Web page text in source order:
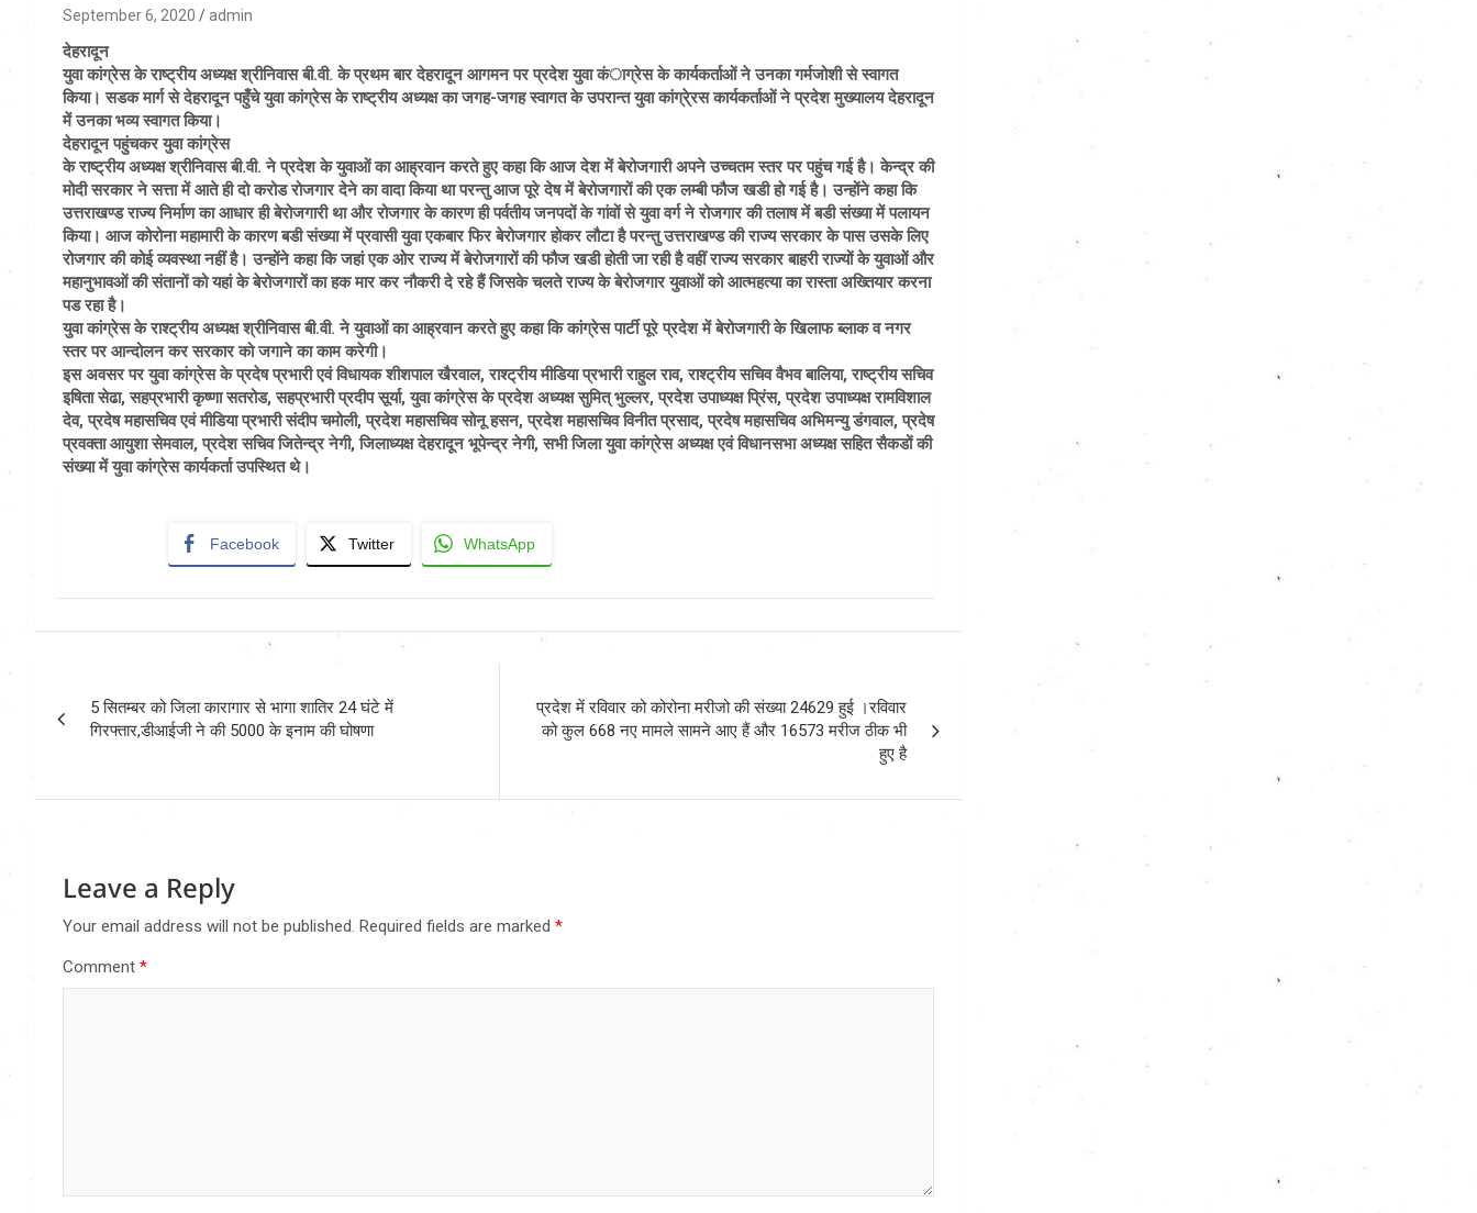
September 6, 2020 admin
देहरादून
युवा कांग्रेस के राष्ट्रीय अध्यक्ष श्रीनिवास बी.वी. के प्रथम बार देहरादून आगमन पर प्रदेश युवा कंाग्रेस के कार्यकर्ताओं ने उनका गर्मजोशी से स्वागत
किया। सडक मार्ग से देहरादून पहुँचे युवा कांग्रेस के राष्ट्रीय अध्यक्ष का जगह-जगह स्वागत के उपरान्त युवा कांग्रे्रस कार्यकर्ताओं ने प्रदेश मुख्यालय देहरादून
में उनका भव्य स्वागत किया।
देहरादून पहुंचकर युवा कांग्रेस
के राष्ट्रीय अध्यक्ष श्रीनिवास बी.वी. ने प्रदेश के युवाओं का आह्रवान करते हुए कहा कि आज देश में बेरोजगारी अपने उच्चतम स्तर पर पहुंच गई है। केन्द्र की
मोदी सरकार ने सत्ता में आते ही दो करोड रोजगार देने का वादा किया था परन्तु आज पूरे देष में बेरोजगारों की एक लम्बी फौज खडी हो गई है। उन्होंने कहा कि
उत्तराखण्ड राज्य निर्माण का आधार ही बेरोजगारी था और रोजगार के कारण ही पर्वतीय जनपदों के गांवों से युवा वर्ग ने रोजगार की तलाष में बडी संख्या में पलायन
किया। आज कोरोना महामारी के कारण बडी संख्या में प्रवासी युवा एकबार फिर बेरोजगार होकर लौटा है परन्तु उत्तराखण्ड की राज्य सरकार के पास उसके लिए
रोजगार की कोई व्यवस्था नहीं है। उन्होंने कहा कि जहां एक ओर राज्य में बेरोजगारों की फौज खडी होती जा रही है वहीं राज्य सरकार बाहरी राज्यों के युवाओं और
महानुभावओं की संतानों को यहां के बेरोजगारों का हक मार कर नौकरी दे रहे हैं जिसके चलते राज्य के बेरोजगार युवाओं को आत्महत्या का रास्ता अख्तियार करना
पड रहा है।
युवा कांग्रेस के राश्ट्रीय अध्यक्ष श्रीनिवास बी.वी. ने युवाओं का आह्रवान करते हुए कहा कि कांग्रेस पार्टी पूरे प्रदेश में बेरोजगारी के खिलाफ ब्लाक व नगर
स्तर पर आन्दोलन कर सरकार को जगाने का काम करेगी।
इस अवसर पर युवा कांग्रेस के प्रदेष प्रभारी एवं विधायक शीशपाल खैरवाल, राश्ट्रीय मीडिया प्रभारी राहुल राव, राश्ट्रीय सचिव वैभव बालिया, राष्ट्रीय सचिव
इषिता सेढा, सहप्रभारी कृष्णा सतरोड, सहप्रभारी प्रदीप सूर्या, युवा कांग्रेस के प्रदेश अध्यक्ष सुमित् भुल्लर, प्रदेश उपाध्यक्ष प्रिंस, प्रदेश उपाध्यक्ष रामविशाल
देव, प्रदेष महासचिव एवं मीडिया प्रभारी संदीप चमोली, प्रदेश महासचिव सोनू हसन, प्रदेश महासचिव विनीत प्रसाद, प्रदेष महासचिव अभिमन्यु डंगवाल, प्रदेष
प्रवक्ता आयुशा सेमवाल, प्रदेश सचिव जितेन्द्र नेगी, जिलाध्यक्ष देहरादून भूपेन्द्र नेगी, सभी जिला युवा कांग्रेस अध्यक्ष एवं विधानसभा अध्यक्ष सहित सैकडों की
संख्या में युवा कांग्रेस कार्यकर्ता उपस्थित थे।
Facebook Twitter WhatsApp
navigation
5 सितम्बर को जिला कारागार से भागा शातिर 24 घंटे में
गिरफ्तार,डीआईजी ने की 5000 के इनाम की घोषणा
प्रदेश में रविवार को कोरोना मरीजो की संख्या 24629 हुई ।रविवार
को कुल 668 नए मामले सामने आए हैं और 16573 मरीज ठीक भी
हुए है
Leave a Reply
Your email address will not be published. Required fields are marked *
Comment *